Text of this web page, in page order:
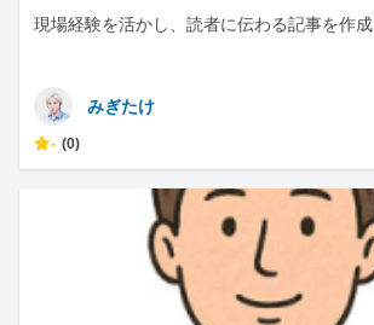
現場経験を活かし、読者に伝わる記事を作成
みぎたけ
- (0)